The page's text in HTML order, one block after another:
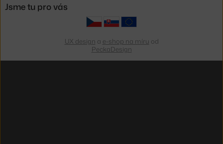
Jsme tu pro vás
UX design a e-shop na míru od
PeckaDesign